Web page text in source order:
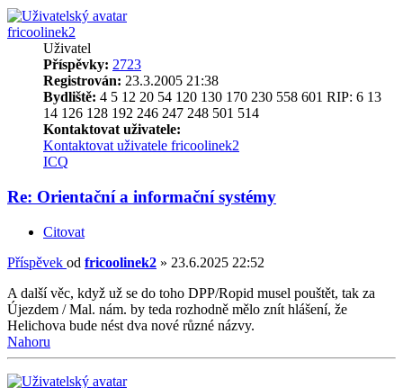
fricoolinek2
Uživatel
Příspěvky: 2723
Registrován: 23.3.2005 21:38
Bydliště: 4 5 12 20 54 120 130 170 230 558 601 RIP: 6 13
14 126 128 192 246 247 248 501 514
Kontaktovat uživatele:
Kontaktovat uživatele fricoolinek2
ICQ
Re: Orientační a informační systémy
Citovat
Příspěvek od fricoolinek2 » 23.6.2025 22:52
A další věc, když už se do toho DPP/Ropid musel pouštět, tak za
Újezdem / Mal. nám. by teda rozhodně mělo znít hlášení, že
Helichova bude nést dva nové různé názvy.
Nahoru